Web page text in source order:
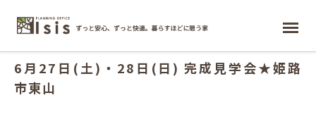
ホーム
6月27日(土)・28日(日) 完成見学会★姫路
市東山